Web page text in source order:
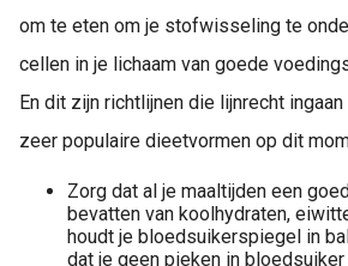
om te eten om je stofwisseling te
cellen in je lichaam van goede
En dit zijn richtlijnen die lijnrecht
zeer populaire dieetvormen op dit
Zorg dat al je maaltijden een
bevatten van koolhydraten,
houdt je bloedsuikerspiegel in
dat je geen pieken in